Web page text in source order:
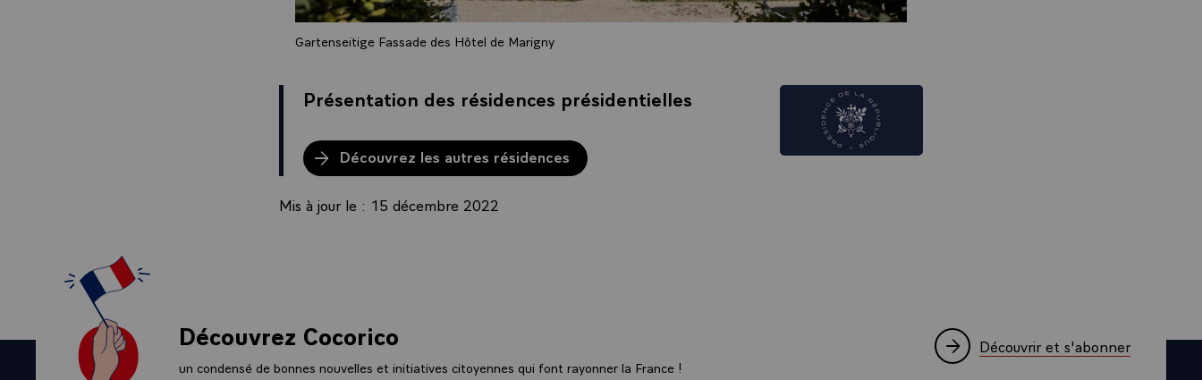
Gartenseitige Fassade des Hôtel de Marigny
Présentation des résidences présidentielles
Découvrez les autres résidences
Mis à jour le : 15 décembre 2022
Découvrez Cocorico
un condensé de bonnes nouvelles et initiatives citoyennes qui font rayonner la France !
Découvrir et s'abonner